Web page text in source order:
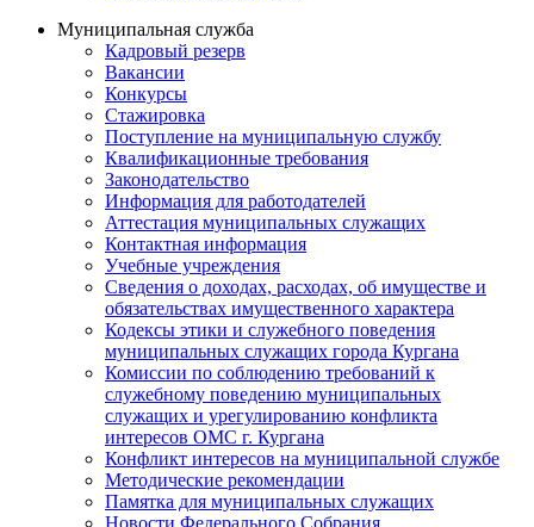
Муниципальная служба
Кадровый резерв
Вакансии
Конкурсы
Стажировка
Поступление на муниципальную службу
Квалификационные требования
Законодательство
Информация для работодателей
Аттестация муниципальных служащих
Контактная информация
Учебные учреждения
Сведения о доходах, расходах, об имуществе и
обязательствах имущественного характера
Кодексы этики и служебного поведения
муниципальных служащих города Кургана
Комиссии по соблюдению требований к
служебному поведению муниципальных
служащих и урегулированию конфликта
интересов ОМС г. Кургана
Конфликт интересов на муниципальной службе
Методические рекомендации
Памятка для муниципальных служащих
Новости Федерального Cобрания